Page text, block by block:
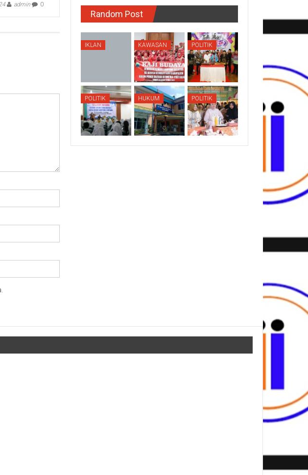
admin 0
Random Post
IKLAN KAWASAN POLITIK
POLITIK HUKUM POLITIK